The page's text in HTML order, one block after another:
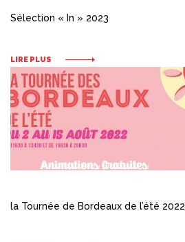
Sélection « In » 2023
LIRE PLUS
la Tournée de Bordeaux de l’été 2022